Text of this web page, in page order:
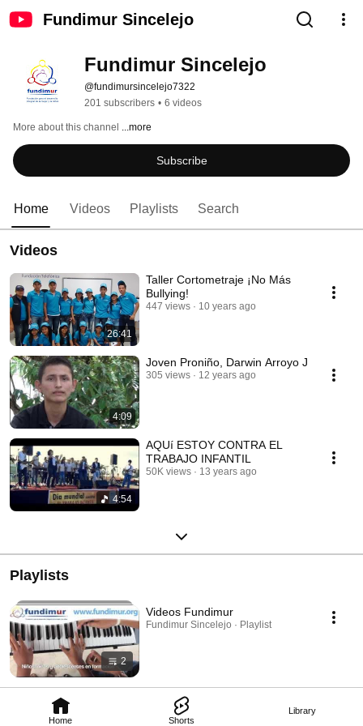
Fundimur Sincelejo
Home Shorts
Library
Fundimur Sincelejo
@fundimursincelejo7322
201 subscribers • 6 videos
More about this channel ...more
Subscribe
Home Videos Playlists Search
Videos
26:41
Taller Cortometraje ¡No Más
Bullying!
447 views 10 years ago
4:09
Joven Proniño, Darwin Arroyo J
305 views 12 years ago
4:54
AQUí ESTOY CONTRA EL
TRABAJO INFANTIL
50K views 13 years ago
Playlists
2
Videos Fundimur
Fundimur Sincelejo · Playlist